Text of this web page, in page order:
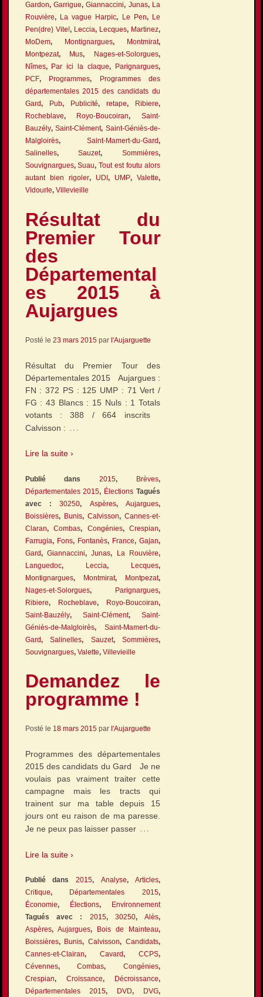
Gardon, Garrigue,Giannaccini, Junas, La
Rouvière, La vague Harpic, Le Pen, Le
Pen(dre) Vite!, Leccia, Lecques, Martinez,
MoDem, Montignargues, Montmirat,
Montpezat, Mus, Nages-et-Solorgues,
Nîmes, Par ici la claque, Parignargues,
PCF, Programmes,
Programmes des
départementales 2015 des candidats du
Gard, Pub, Publicité,retape, Ribiere,
Rocheblave, Royo-Boucoiran,Saint-
Bauzély,Saint-Clément,Saint-Géniès-de-
Malgloirès,Saint-Mamert-du-Gard,
Salinelles,Sauzet,Sommières,
Souvignargues,Suau,Tout est foutu alors
autant bien rigoler, UDI , UMP,Valette,
Vidourle, Villevieille
Résultat du
Premier Tour
des
Départemental
es 2015 à
Aujargues
Posté le 23 mars 2015par l'Aujarguette
Résultat du Premier Tour des
Départementales 2015 Aujargues :
FN : 372 PS : 125 UMP : 71 Vert /
FG : 43 Blancs : 15 Nuls : 1 Totals
votants : 388 / 664 inscrits
Calvisson : …
Lire la suite ›
Publié dans2015, Brèves,
Départementales 2015, Élections Tagués
avec :30250, Aspères,Aujargues,
Boissières, Bunis, Calvisson,Cannes-et-
Claran,Combas, Congénies,Crespian,
Farrugia, Fons, Fontanès, France,Gajan,
Gard, Giannaccini,Junas, La Rouvière,
Languedoc, Leccia, Lecques,
Montignargues, Montmirat, Montpezat,
Nages-et-Solorgues, Parignargues,
Ribiere, Rocheblave, Royo-Boucoiran,
Saint-Bauzély, Saint-Clément,Saint-
Géniès-de-Malgloirès,Saint-Mamert-du-
Gard,Salinelles, Sauzet,Sommières,
Souvignargues, Valette, Villevieille
Demandez le
programme !
Posté le 18 mars 2015par l'Aujarguette
Programmes des départementales
2015 des candidats du Gard Je ne
voulais pas vraiment traiter cette
campagne mais les tracts qui
trainent sur ma table depuis 15
jours ont eu raison de ma paresse.
Je ne peux pas laisser passer …
Lire la suite ›
Publié dans 2015, Analyse,Articles,
Critique, Départementales 2015,
Économie, Élections,
Environnement
Tagués avec : 2015, 30250,Alès,
Aspères,Aujargues, Bois de Mainteau,
Boissières, Bunis,Calvisson,Candidats,
Cannes-et-Clairan, Cavard,CCPS,
Cévennes,Combas,Congénies,
Crespian, Croissance, Décroissance,
Départementales 2015, DVD, DVG,